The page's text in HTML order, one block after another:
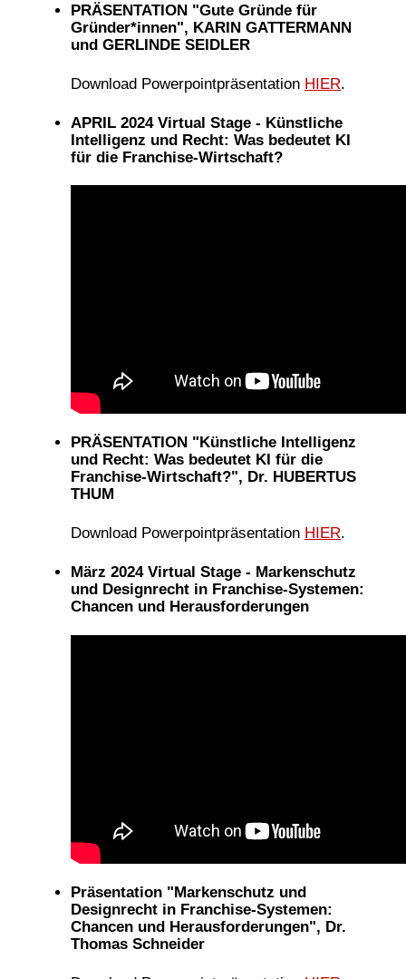
PRÄSENTATION "Gute Gründe für
Gründer*innen", KARIN GATTERMANN
und GERLINDE SEIDLER
Download Powerpointpräsentation HIER
APRIL 2024 Virtual Stage - Künstliche
Intelligenz und Recht: Was bedeutet KI
für die Franchise-Wirtschaft?
PRÄSENTATION "Künstliche Intelligenz
und Recht: Was bedeutet KI für die
Franchise-Wirtschaft?", Dr. HUBERTUS
THUM
Download Powerpointpräsentation HIER.
März 2024 Virtual Stage - Markenschutz
und Designrecht in Franchise-Systemen:
Chancen und Herausforderungen
Präsentation "Markenschutz und
Designrecht in Franchise-Systemen:
Chancen und Herausforderungen", Dr.
Thomas Schneider